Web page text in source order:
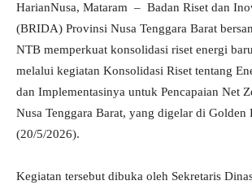
HarianNusa, Mataram – Badan Riset dan
(BRIDA) Provinsi Nusa Tenggara Barat
NTB memperkuat konsolidasi riset energi
melalui kegiatan Konsolidasi Riset tentang
dan Implementasinya untuk Pencapaian Net
Nusa Tenggara Barat, yang digelar di Golden
(20/5/2026).
Kegiatan tersebut dibuka oleh Sekretaris